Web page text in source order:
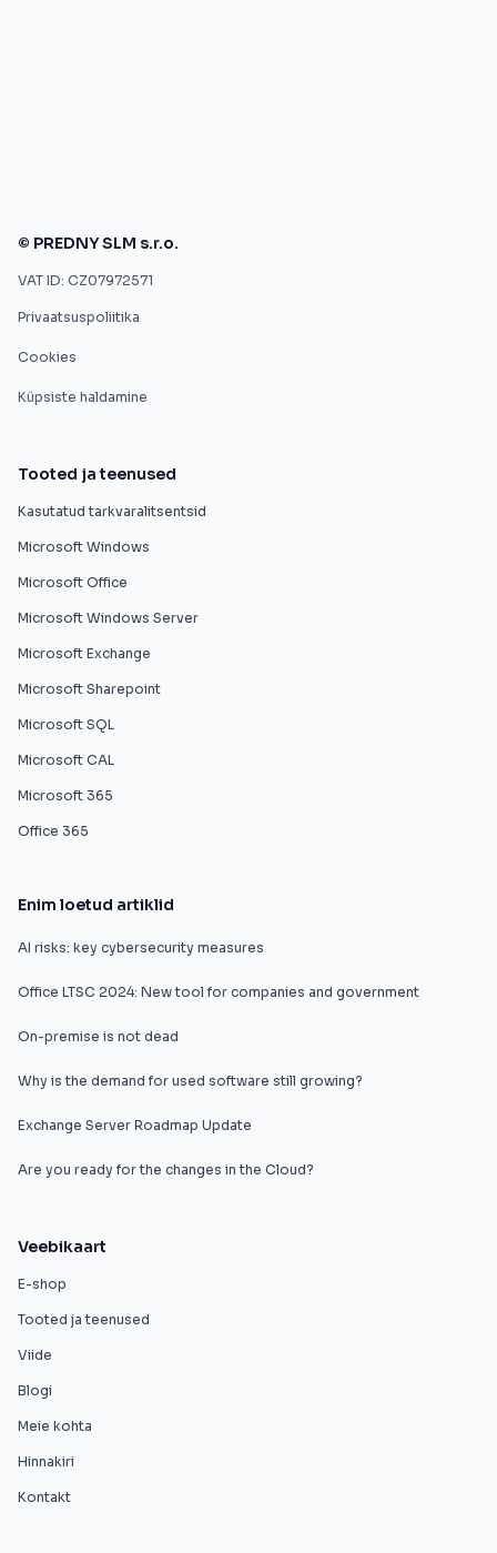
© PREDNY SLM s.r.o.
VAT ID: CZ07972571
Privaatsuspoliitika
Cookies
Küpsiste haldamine
Tooted ja teenused
Kasutatud tarkvaralitsentsid
Microsoft Windows
Microsoft Office
Microsoft Windows Server
Microsoft Exchange
Microsoft Sharepoint
Microsoft SQL
Microsoft CAL
Microsoft 365
Office 365
Enim loetud artiklid
AI risks: key cybersecurity measures
Office LTSC 2024: New tool for companies and government
On-premise is not dead
Why is the demand for used software still growing?
Exchange Server Roadmap Update
Are you ready for the changes in the Cloud?
Veebikaart
E-shop
Tooted ja teenused
Viide
Blogi
Meie kohta
Hinnakiri
Kontakt